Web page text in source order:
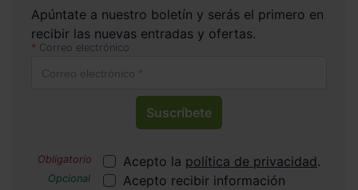
Apúntate a nuestro boletín y serás el primero en
recibir las nuevas entradas y ofertas.
Correo electrónico
Suscríbete
Acepto la política de privacidad.
Acepto recibir información